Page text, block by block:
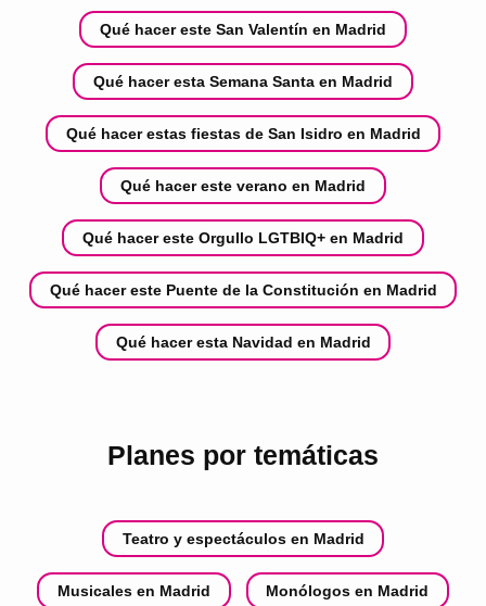
Qué hacer este San Valentín en Madrid
Qué hacer esta Semana Santa en Madrid
Qué hacer estas fiestas de San Isidro en Madrid
Qué hacer este verano en Madrid
Qué hacer este Orgullo LGTBIQ+ en Madrid
Qué hacer este Puente de la Constitución en Madrid
Qué hacer esta Navidad en Madrid
Planes por temáticas
Teatro y espectáculos en Madrid
Musicales en Madrid Monólogos en Madrid